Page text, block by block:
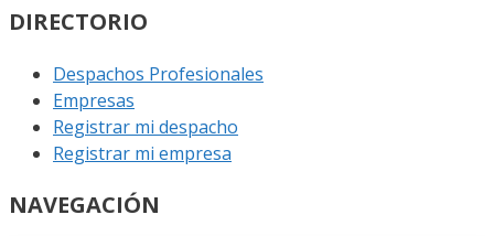
DIRECTORIO
Despachos Profesionales
Empresas
Registrar mi despacho
Registrar mi empresa
NAVEGACIÓN